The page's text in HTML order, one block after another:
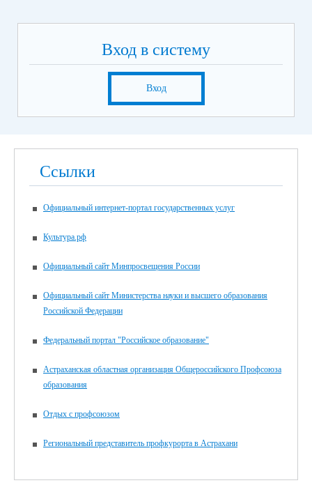
Вход в систему
Вход
Ссылки
Официальный интернет-портал государственных услуг
Культура.рф
Официальный сайт Минпросвещения России
Официальный сайт Министерства науки и высшего образования
Российской Федерации
Федеральный портал "Российское образование"
Астраханская областная организация Общероссийского Профсоюза
образования
Отдых с профсоюзом
Региональный представитель профкурорта в Астрахани